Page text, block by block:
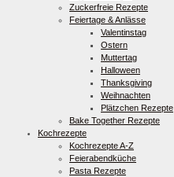
Zuckerfreie Rezepte
Feiertage & Anlässe
Valentinstag
Ostern
Muttertag
Halloween
Thanksgiving
Weihnachten
Plätzchen Rezepte
Bake Together Rezepte
Kochrezepte
Kochrezepte A-Z
Feierabendküche
Pasta Rezepte